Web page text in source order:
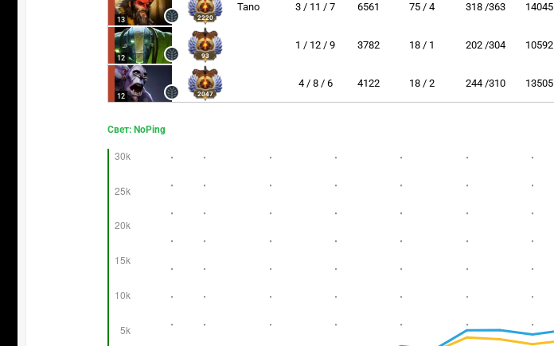
13 2220
Tano 3 / 11 / 7 6561 75 / 4 318 /363 14045
12 93
1 / 12 / 9 3782 18 / 1 202 /304 10592
12 2047
4 / 8 / 6 4122 18 / 2 244 /310 13505
Свет: NoPing